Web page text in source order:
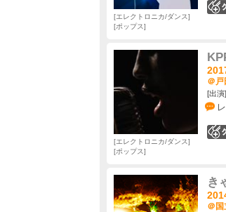
エレクトロニカ/ダンス
ポップス
＠
[出演
エレクトロニカ/ダンス
ポップス
き
＠